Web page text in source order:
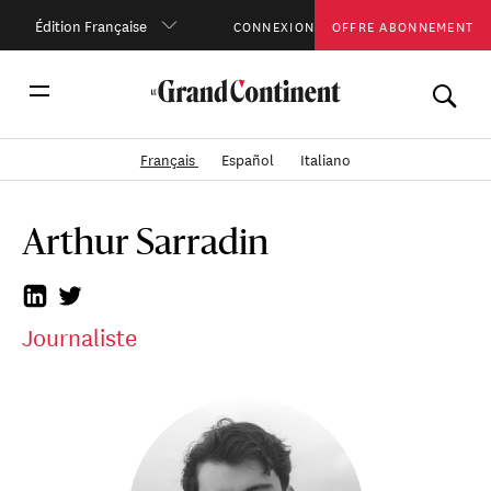
Édition Française CONNEXION OFFRE ABONNEMENT
Français Español Italiano
Arthur Sarradin
Journaliste